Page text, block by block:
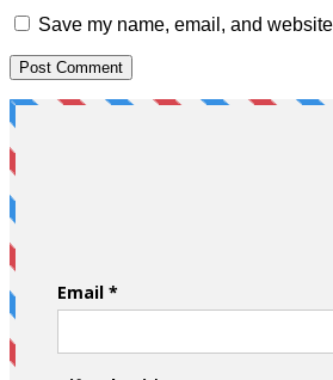
Save my name, email, and